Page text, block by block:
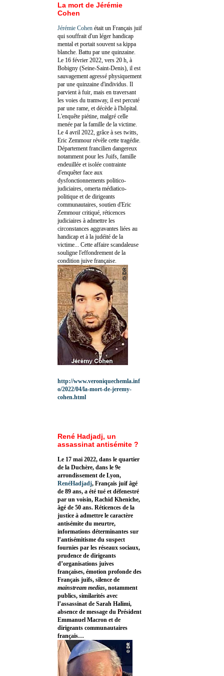
La mort de Jérémie
Cohen
Jérémie Cohen était un Français juif
qui souffrait d'un léger handicap
mental et portait souvent sa kippa
blanche. Battu par une quinzaine.
Le 16 février 2022, vers 20 h, à
Bobigny (Seine-Saint-Denis), il est
sauvagement agressé physiquement
par une quinzaine d'individus. Il
parvient à fuir, mais en traversant
les voies du tramway, il est percuté
par une rame, et décède à l'hôpital.
L'enquête piétine, malgré celle
menée par la famille de la victime.
Le 4 avril 2022, grâce à ses twitts,
Eric Zemmour révèle cette tragédie.
Département francilien dangereux
notamment pour les Juifs, famille
endeuillée et isolée contrainte
d'enquêter face aux
dysfonctionnements politico-
judiciaires, omerta médiatico-
politique et de dirigeants
communautaires, soutien d'Eric
Zemmour critiqué, réticences
judiciaires à admettre les
circonstances aggravantes liées au
handicap et à la judéité de la
victime... Cette affaire scandaleuse
souligne l'effondrement de la
condition juive française.
http://www.veroniquechemla.inf
o/2022/04/la-mort-de-jeremy-
cohen.html
René Hadjadj, un
assassinat antisémite ?
Le 17 mai 2022, dans le quartier
de la Duchère, dans le 9e
arrondissement de Lyon,
RenéHadjadj, Français juif âgé
de 89 ans, a été tué et défenestré
par un voisin, Rachid Kheniche,
âgé de 50 ans. Réticences de la
justice à admettre le caractère
antisémite du meurtre,
informations déterminantes sur
l’antisémitisme du suspect
fournies par les réseaux sociaux,
prudence de dirigeants
d’organisations juives
françaises, émotion profonde des
Français juifs, silence de
mainstream medias, notamment
publics, similarités avec
l’assassinat de Sarah Halimi,
absence de message du Président
Emmanuel Macron et de
dirigeants communautaires
français…